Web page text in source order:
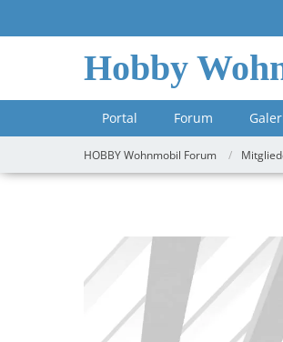
Hobby
Portal Forum
HOBBY Wohnmobil Forum